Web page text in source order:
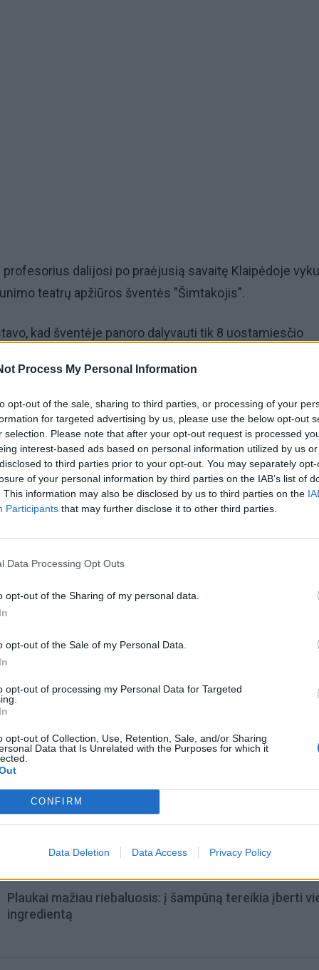
Process My Personal Information
opt-out of the sale, sharing to third parties, or processing of your
for targeted advertising by us, please use the below opt-out
selection. Please note that after your opt-out request is processed
interest-based ads based on personal information utilized by us
to third parties prior to your opt-out. You may separately
of your personal information by third parties on the IAB’s list of
This information may also be disclosed by us to third parties on the
Participants that may further disclose it to other third parties.
Data Processing Opt Outs
opt-out of the Sharing of my personal data.
opt-out of the Sale of my Personal Data.
opt-out of processing my Personal Data for Targeted
opt-out of Collection, Use, Retention, Sale, and/or Sharing
Data that Is Unrelated with the Purposes for which it
CONFIRM
Data Deletion Data Access Privacy Policy
dalijosi po praėjusią savaitę Klaipėdoje
teatrų apžiūros šventės "Šimtakojis".
kad šventėje panoro dalyvauti tik 8 uostamiesčio
kai šiame mokyklinių teatrų festivalyje Klaipėdoje
yra labai daug gerų mokyklos teatrų vadovų. Todėl
jog mokyklos labai vangiai dalyvauja įvairiuose
Žinau, kad net yra tokių mokyklų, kurios iš viso
jeigu neturėtų fizikos ar lietuvių kalbos mokytojo,
pabaigą Ukrainoje
Plaukai mažiau riebaluosis: į šampūną tereikia įberti
ingredientą